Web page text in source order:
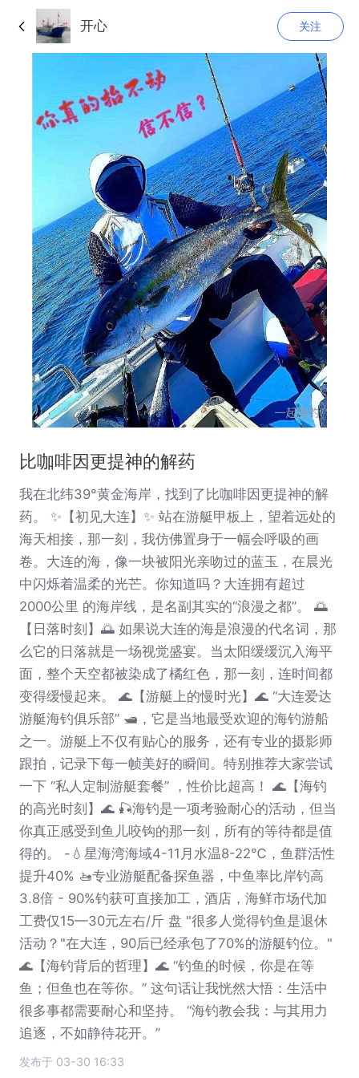
开心 关注
比咖啡因更提神的解药
我在北纬39°黄金海岸，找到了比咖啡因更提神的解
药。 ✨【初见大连】✨ 站在游艇甲板上，望着远处的
海天相接，那一刻，我仿佛置身于一幅会呼吸的画
卷。大连的海，像一块被阳光亲吻过的蓝玉，在晨光
中闪烁着温柔的光芒。你知道吗？大连拥有超过
2000公里 的海岸线，是名副其实的“浪漫之都”。 🌅
【日落时刻】🌅 如果说大连的海是浪漫的代名词，那
么它的日落就是一场视觉盛宴。当太阳缓缓沉入海平
面，整个天空都被染成了橘红色，那一刻，连时间都
变得缓慢起来。 🌊【游艇上的慢时光】🌊 “大连爱达
游艇海钓俱乐部” 🛥，它是当地最受欢迎的海钓游船
之一。游艇上不仅有贴心的服务，还有专业的摄影师
跟拍，记录下每一帧美好的瞬间。特别推荐大家尝试
一下 “私人定制游艇套餐” ，性价比超高！ 🌊【海钓
的高光时刻】🌊 🎣海钓是一项考验耐心的活动，但当
你真正感受到鱼儿咬钩的那一刻，所有的等待都是值
得的。 -💧星海湾海域4-11月水温8-22℃，鱼群活性
提升40% 🚤专业游艇配备探鱼器，中鱼率比岸钓高
3.8倍 - 90%钓获可直接加工，酒店，海鲜市场代加
工费仅15—30元左右/斤 盘 "很多人觉得钓鱼是退休
活动？"在大连，90后已经承包了70%的游艇钓位。"
🌊【海钓背后的哲理】🌊 “钓鱼的时候，你是在等
鱼；但鱼也在等你。” 这句话让我恍然大悟：生活中
很多事都需要耐心和坚持。 “海钓教会我：与其用力
追逐，不如静待花开。”
发布于 03-30 16:33